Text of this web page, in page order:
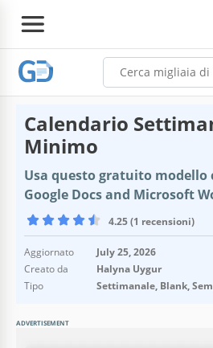
Calendario
Minimo
Usa questo gratuito modello
Google Docs and Microsoft
4.25 (1 recensioni)
Aggiornato
July 25, 2026
Creato da
Halyna Uygur
Tipo
Settimanale, Blank,
ADVERTISEMENT